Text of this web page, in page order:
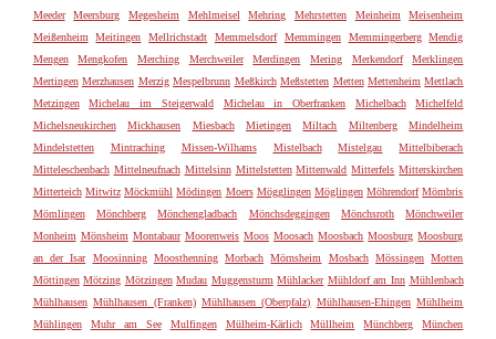
Meeder
Meersburg Megesheim Mehlmeisel Mehring Mehrstetten Meinheim
Meisenheim
Meißenheim
Meitingen Mellrichstadt Memmelsdorf Memmingen Memmingerberg
Mendig
Mengen
Mengkofen Merching Merchweiler Merdingen Mering Merkendorf
Merklingen
Mertingen Merzhausen Merzig Mespelbrunn Meßkirch Meßstetten Metten Mettenheim Mettlach
Metzingen
Michelau im Steigerwald Michelau in Oberfranken Michelbach
Michelfeld
Michelsneukirchen
Mickhausen Miesbach Mietingen Miltach Miltenberg
Mindelheim
Mindelstetten
Mintraching Missen-Wilhams Mistelbach Mistelgau
Mittelbiberach
Mitteleschenbach Mittelneufnach Mittelsinn Mittelstetten Mittenwald Mitterfels Mitterskirchen
Mitterteich Mitwitz Möckmühl Mödingen Moers Mögglingen Möglingen Möhrendorf Mömbris
Mömlingen
Mönchberg Mönchengladbach Mönchsdeggingen Mönchsroth
Mönchweiler
Monheim Mönsheim Montabaur Moorenweis Moos Moosach Moosbach Moosburg Moosburg
an der Isar
Moosinning Moosthenning Morbach Mörnsheim Mosbach Mössingen Motten
Möttingen Mötzing Mötzingen Mudau Muggensturm Mühlacker Mühldorf am Inn Mühlenbach
Mühlhausen Mühlhausen (Franken) Mühlhausen (Oberpfalz) Mühlhausen-Ehingen Mühlheim
Mühlingen
Muhr am See Mulfingen Mülheim-Kärlich Müllheim Münchberg
München